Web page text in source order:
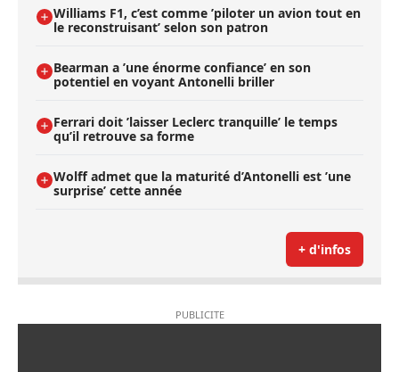
Williams F1, c’est comme ’piloter un avion tout en
le reconstruisant’ selon son patron
Bearman a ’une énorme confiance’ en son
potentiel en voyant Antonelli briller
Ferrari doit ’laisser Leclerc tranquille’ le temps
qu’il retrouve sa forme
Wolff admet que la maturité d’Antonelli est ’une
surprise’ cette année
+ d'infos